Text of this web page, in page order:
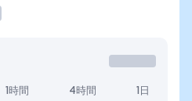
1時間 4時間 1日